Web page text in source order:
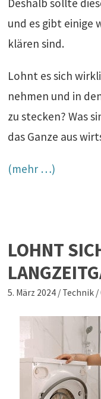
und es gibt einige
klären sind.
Lohnt es sich
nehmen und in
zu stecken? Was
das Ganze aus
(mehr …)
LOHNT
5. März 2024 / Technik /